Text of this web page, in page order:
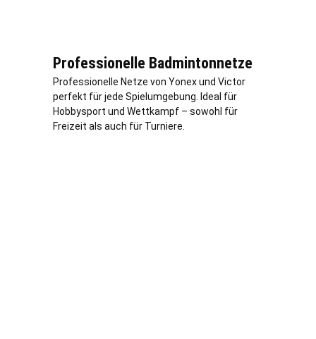
Professionelle Badmintonnetze
Professionelle Netze von Yonex und Victor
perfekt für jede Spielumgebung. Ideal für
Hobbysport und Wettkampf – sowohl für
Freizeit als auch für Turniere.